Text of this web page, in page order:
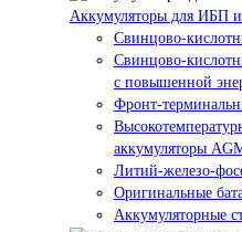
Аккумуляторы для ИБП и
Свинцово-
Свинцово-
с повышенной
Фронт-
аккумуляторы
Литий-железо-
Оригинальные
Аккумуляторные